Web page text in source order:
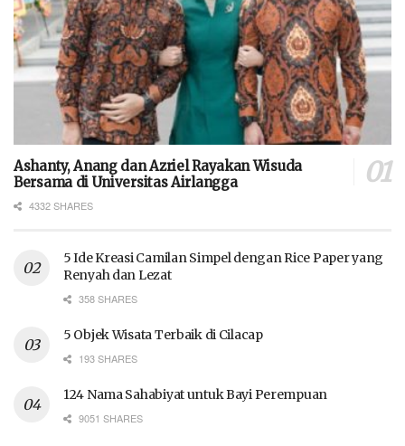
Ashanty, Anang dan Azriel Rayakan Wisuda
Bersama di Universitas Airlangga
4332 SHARES
5 Ide Kreasi Camilan Simpel dengan Rice Paper yang
Renyah dan Lezat
358 SHARES
5 Objek Wisata Terbaik di Cilacap
193 SHARES
124 Nama Sahabiyat untuk Bayi Perempuan
9051 SHARES